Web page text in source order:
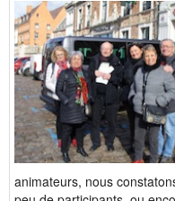
animateurs, nous